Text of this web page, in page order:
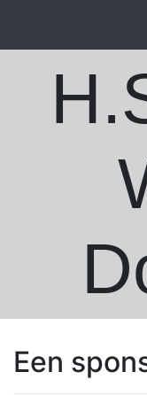
Een